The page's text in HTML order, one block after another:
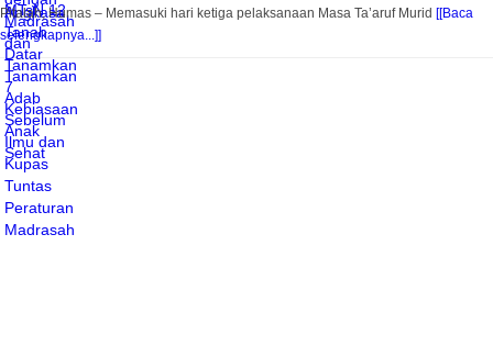
Pitalah, Humas – Memasuki hari ketiga pelaksanaan Masa Ta’aruf Murid [[Baca
selengkapnya...]]